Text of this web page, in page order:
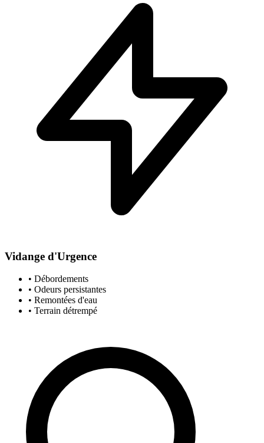
Vidange d'Urgence
• Débordements
• Odeurs persistantes
• Remontées d'eau
• Terrain détrempé